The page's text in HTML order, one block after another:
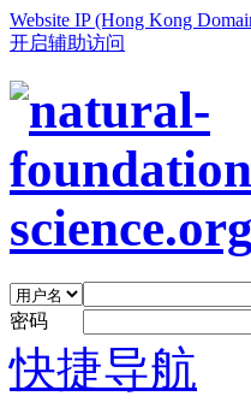
Website IP (Hong Kong
开启辅助访问
密码
快捷导航